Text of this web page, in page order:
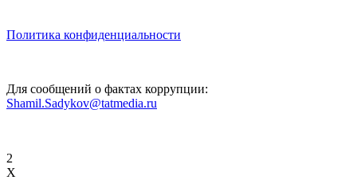
Политика конфиденциальности
Для сообщений о фактах коррупции:
Shamil.Sadykov@tatmedia.ru
2
X